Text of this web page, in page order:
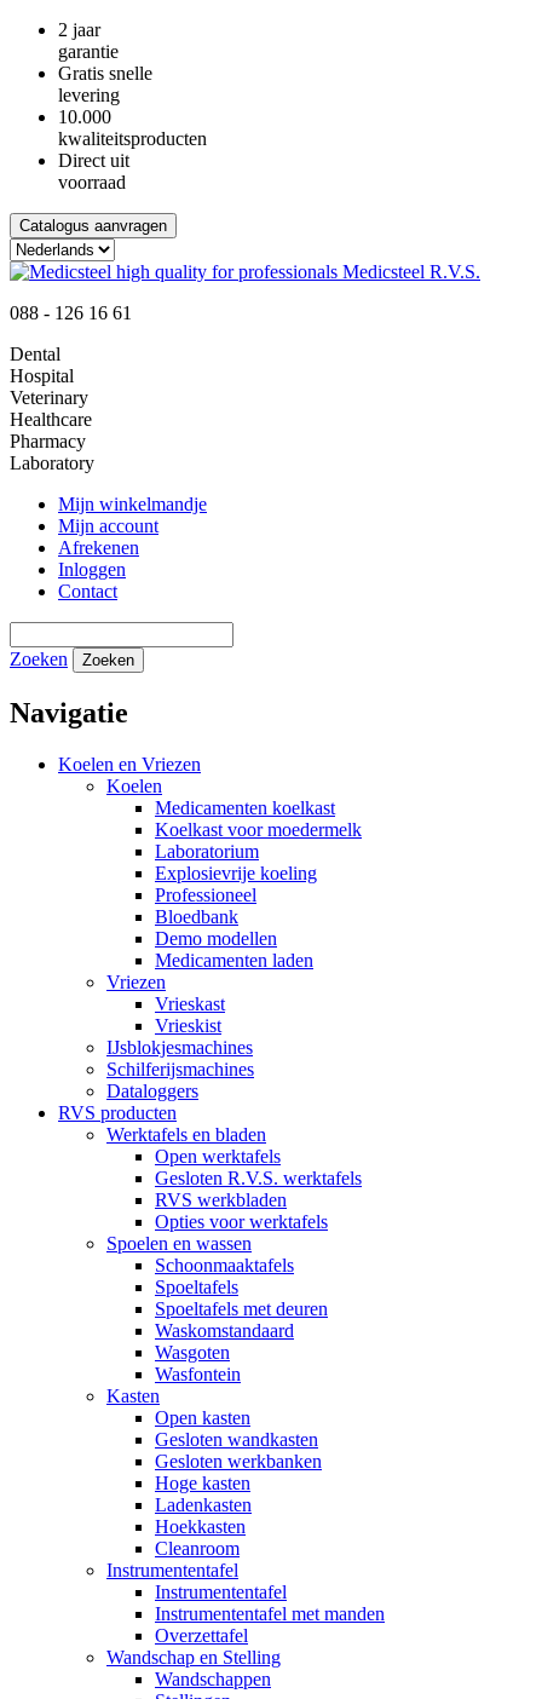
2 jaar
garantie
Gratis snelle
levering
10.000
kwaliteitsproducten
Direct uit
voorraad
Catalogus aanvragen
088 - 126 16 61
Dental
Hospital
Veterinary
Healthcare
Pharmacy
Laboratory
Mijn winkelmandje
Mijn account
Afrekenen
Inloggen
Contact
Zoeken Zoeken
Navigatie
Koelen en Vriezen
Koelen
Medicamenten koelkast
Koelkast voor moedermelk
Laboratorium
Explosievrije koeling
Professioneel
Bloedbank
Demo modellen
Medicamenten laden
Vriezen
Vrieskast
Vrieskist
IJsblokjesmachines
Schilferijsmachines
Dataloggers
RVS producten
Werktafels en bladen
Open werktafels
Gesloten R.V.S. werktafels
RVS werkbladen
Opties voor werktafels
Spoelen en wassen
Schoonmaaktafels
Spoeltafels
Spoeltafels met deuren
Waskomstandaard
Wasgoten
Wasfontein
Kasten
Open kasten
Gesloten wandkasten
Gesloten werkbanken
Hoge kasten
Ladenkasten
Hoekkasten
Cleanroom
Instrumententafel
Instrumententafel
Instrumententafel met manden
Overzettafel
Wandschap en Stelling
Wandschappen